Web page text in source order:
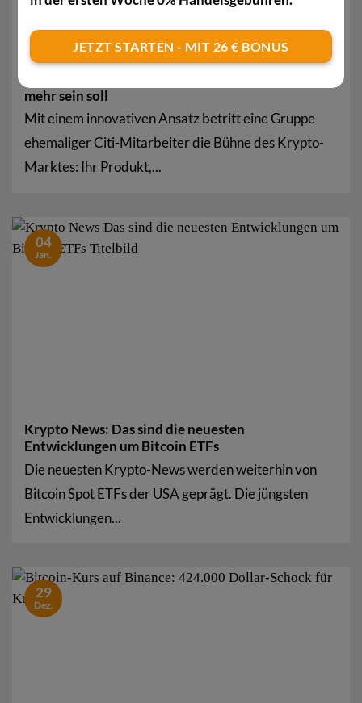
mehr sein soll
Mit einem innovativen Ansatz betritt eine Gruppe
ehemaliger Citi-Mitarbeiter die Bühne des Krypto-
Marktes: Ihr Produkt,...
Krypto News: Das sind die neuesten
Entwicklungen um Bitcoin ETFs
Die neuesten Krypto-News werden weiterhin von
Bitcoin Spot ETFs der USA geprägt. Die jüngsten
Entwicklungen...
04
Jan.
29
Dez.
JETZT STARTEN - MIT 26 € BONUS